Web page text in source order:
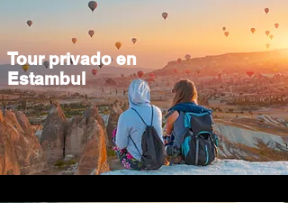
Tour privado en
Estambul